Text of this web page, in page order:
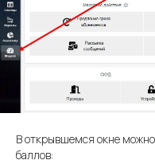
В открывшемся окне
баллов: